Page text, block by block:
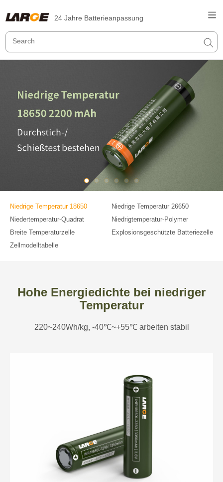
24 Jahre Batterieanpassung
Niedrige Temperatur 18650
Niedrige Temperatur 26650
Niedertemperatur-Quadrat
Niedrigtemperatur-Polymer
Breite Temperaturzelle
Explosionsgeschützte Batteriezelle
Zellmodelltabelle
Hohe Energiedichte bei niedriger
Temperatur
220~240Wh/kg, -40℃~+55℃ arbeiten stabil